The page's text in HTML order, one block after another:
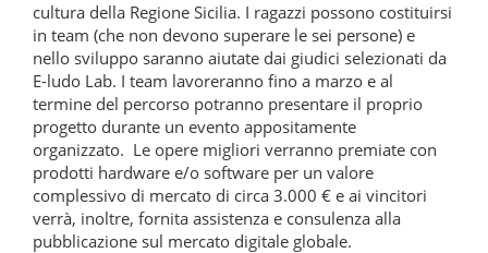
cultura della Regione Sicilia. I ragazzi possono costituirsi
in team (che non devono superare le sei persone) e
nello sviluppo saranno aiutate dai giudici selezionati da
E-ludo Lab. I team lavoreranno fino a marzo e al
termine del percorso potranno presentare il proprio
progetto durante un evento appositamente
organizzato. Le opere migliori verranno premiate con
prodotti hardware e/o software per un valore
complessivo di mercato di circa 3.000 € e ai vincitori
verrà, inoltre, fornita assistenza e consulenza alla
pubblicazione sul mercato digitale globale.